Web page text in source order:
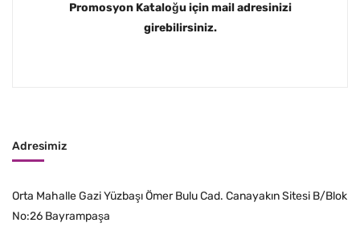
Promosyon Kataloğu için mail adresinizi
girebilirsiniz.
Adresimiz
Orta Mahalle Gazi Yüzbaşı Ömer Bulu Cad. Canayakın Sitesi B/Blok
No:26 Bayrampaşa